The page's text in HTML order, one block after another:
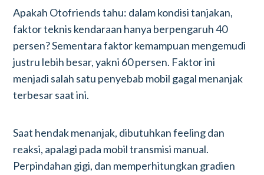
Apakah Otofriends tahu: dalam kondisi tanjakan,
faktor teknis kendaraan hanya berpengaruh 40
persen? Sementara faktor kemampuan mengemudi
justru lebih besar, yakni 60 persen. Faktor ini
menjadi salah satu penyebab mobil gagal menanjak
terbesar saat ini.
Saat hendak menanjak, dibutuhkan feeling dan
reaksi, apalagi pada mobil transmisi manual.
Perpindahan gigi, dan memperhitungkan gradien